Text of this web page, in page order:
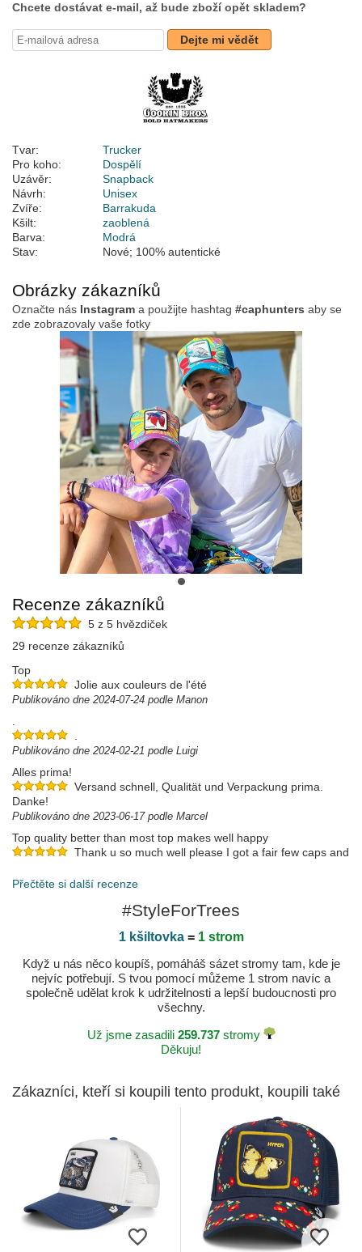
Chcete dostávat e-mail, až bude zboží opět skladem?
Dejte mi vědět
Tvar:
Trucker
Pro koho:
Dospělí
Uzávěr:
Snapback
Návrh:
Unisex
Zvíře:
Barrakuda
Kšilt:
zaoblená
Barva:
Modrá
Stav:
Nové; 100% autentické
Obrázky zákazníků
Označte nás Instagram a použijte hashtag #caphunters aby se
zde zobrazovaly vaše fotky
Recenze zákazníků
5 z 5 hvězdiček
29 recenze zákazníků
Top
Jolie aux couleurs de l'été
Publikováno dne 2024-07-24 podle Manon
.
.
Publikováno dne 2024-02-21 podle Luigi
Alles prima!
Versand schnell, Qualität und Verpackung prima.
Danke!
Publikováno dne 2023-06-17 podle Marcel
Top quality better than most top makes well happy
Thank u so much well please I got a fair few caps and
Publikováno dne 2023-06-12 podle Paul
Přečtěte si další recenze
#StyleForTrees
1 kšiltovka= 1 strom
Když u nás něco koupíš, pomáháš sázet stromy tam, kde je
nejvíc potřebují. S tvou pomocí můžeme 1 strom navíc a
společně udělat krok k udržitelnosti a lepší budoucnosti pro
všechny.
Už jsme zasadili 259.737stromy
Děkuju!
Zákazníci, kteří si koupili tento produkt, koupili také